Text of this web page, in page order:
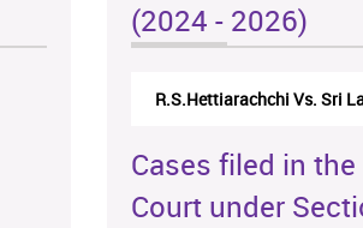
(2024 - 2026)
R.S.Hettiarachchi Vs. Sri
Cases filed in
Court under